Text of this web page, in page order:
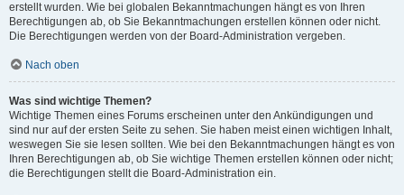
erstellt wurden. Wie bei globalen Bekanntmachungen hängt es von Ihren
Berechtigungen ab, ob Sie Bekanntmachungen erstellen können oder nicht.
Die Berechtigungen werden von der Board-Administration vergeben.
Nach oben
Was sind wichtige Themen?
Wichtige Themen eines Forums erscheinen unter den Ankündigungen und
sind nur auf der ersten Seite zu sehen. Sie haben meist einen wichtigen Inhalt,
weswegen Sie sie lesen sollten. Wie bei den Bekanntmachungen hängt es von
Ihren Berechtigungen ab, ob Sie wichtige Themen erstellen können oder nicht;
die Berechtigungen stellt die Board-Administration ein.